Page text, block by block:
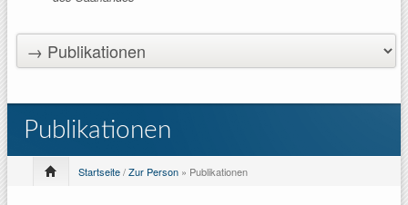
Publikationen
Startseite/Zur Person » Publikationen